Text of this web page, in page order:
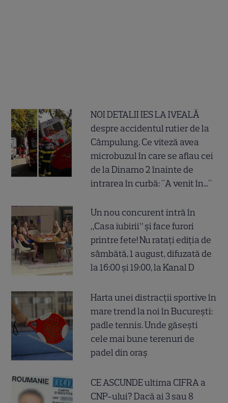
NOI DETALII IES LA IVEALĂ
despre accidentul rutier de la
Câmpulung. Ce viteză avea
microbuzul în care se aflau cei
de la Dinamo 2 înainte de
intrarea în curbă: "A venit în..."
Un nou concurent intră în
„Casa iubirii” și face furori
printre fete! Nu ratați ediția de
sâmbătă, 1 august, difuzată de
la 16:00 și 19:00, la Kanal D
Harta unei distracții sportive în
mare trend la noi în București:
padle tennis. Unde găsești
cele mai bune terenuri de
padel din oraș
CE ASCUNDE ultima CIFRA a
CNP-ului? Dacă ai 3 sau 8